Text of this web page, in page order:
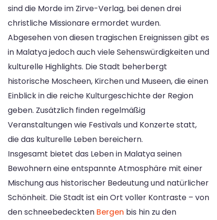
sind die Morde im Zirve-Verlag, bei denen drei
christliche Missionare ermordet wurden.
Abgesehen von diesen tragischen Ereignissen gibt es
in Malatya jedoch auch viele Sehenswürdigkeiten und
kulturelle Highlights. Die Stadt beherbergt
historische Moscheen, Kirchen und Museen, die einen
Einblick in die reiche Kulturgeschichte der Region
geben. Zusätzlich finden regelmäßig
Veranstaltungen wie Festivals und Konzerte statt,
die das kulturelle Leben bereichern.
Insgesamt bietet das Leben in Malatya seinen
Bewohnern eine entspannte Atmosphäre mit einer
Mischung aus historischer Bedeutung und natürlicher
Schönheit. Die Stadt ist ein Ort voller Kontraste – von
den schneebedeckten Bergen bis hin zu den